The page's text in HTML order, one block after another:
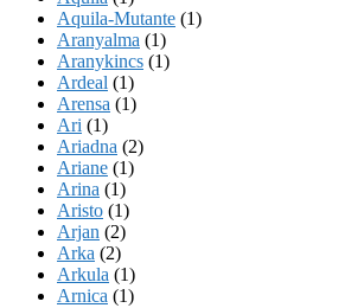
Aquila-Mutante (1)
Aranyalma (1)
Aranykincs (1)
Ardeal (1)
Arensa (1)
Ari (1)
Ariadna (2)
Ariane (1)
Arina (1)
Aristo (1)
Arjan (2)
Arka (2)
Arkula (1)
Arnica (1)